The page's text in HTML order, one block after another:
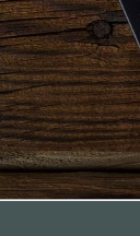
コ
ン
テ
ン
ツ
へ
ス
キ